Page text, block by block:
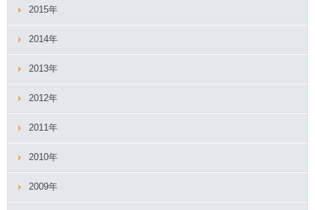
2015年
2014年
2013年
2012年
2011年
2010年
2009年